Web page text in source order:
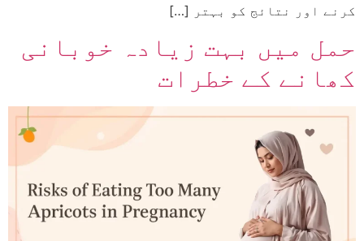
کرنے اور نتائج کو بہتر […]
حمل میں بہت زیادہ خوبانی
کھانے کے خطرات